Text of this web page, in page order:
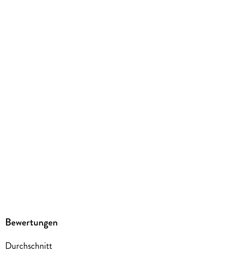
Bewertungen
Durchschnitt